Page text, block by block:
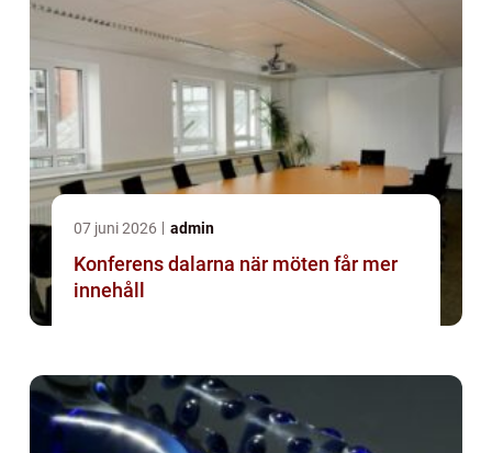
07 juni 2026 admin
Konferens dalarna när möten får mer
innehåll